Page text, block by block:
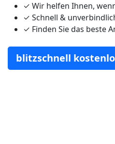
✓ Wir helfen Ihnen,
✓ Schnell &
✓ Finden Sie das beste
blitzschnell